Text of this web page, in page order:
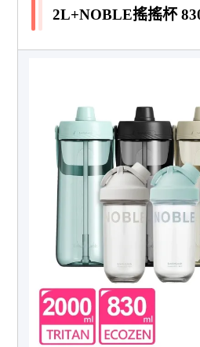
2L+NOBLE搖搖杯